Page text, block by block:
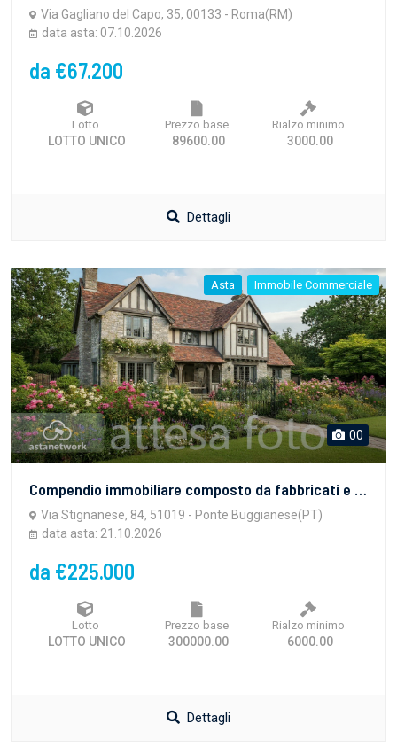
Via Gagliano del Capo, 35, 00133 - Roma(RM)
data asta: 07.10.2026
da €67.200
Lotto
LOTTO UNICO
Prezzo base
89600.00
Rialzo minimo
3000.00
Dettagli
Asta Immobile Commerciale
00
Compendio immobiliare composto da fabbricati e terreni di azienda agricola florovivaistica.
Via Stignanese, 84, 51019 - Ponte Buggianese(PT)
data asta: 21.10.2026
da €225.000
Lotto
LOTTO UNICO
Prezzo base
300000.00
Rialzo minimo
6000.00
Dettagli